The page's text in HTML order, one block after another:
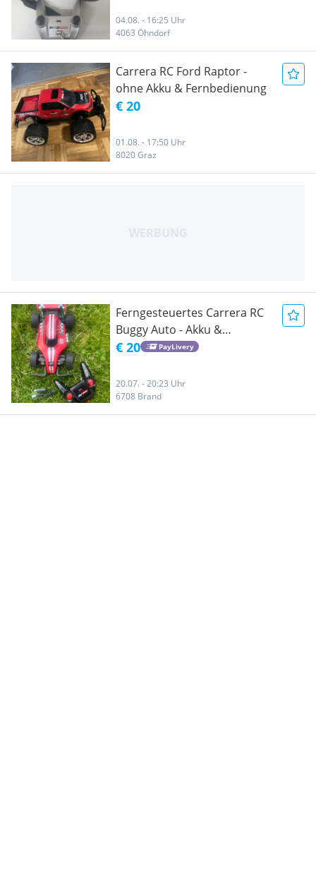
04.08. - 16:25 Uhr
4063 Öhndorf
Carrera RC Ford Raptor -
ohne Akku & Fernbedienung
€ 20
01.08. - 17:50 Uhr
8020 Graz
Ferngesteuertes Carrera RC
Buggy Auto - Akku &
Fernbedienung
€ 20 PayLivery
20.07. - 20:23 Uhr
6708 Brand